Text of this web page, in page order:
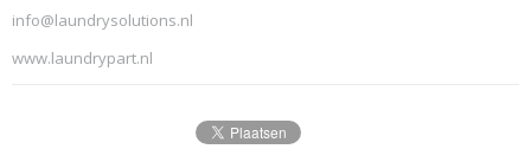
info@laundrysolutions.nl
www.laundrypart.nl